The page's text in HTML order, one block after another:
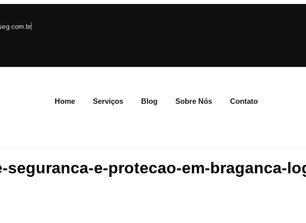
Home Serviços Blog Sobre Nós Contato
seguranca-e-protecao-em-braganca-